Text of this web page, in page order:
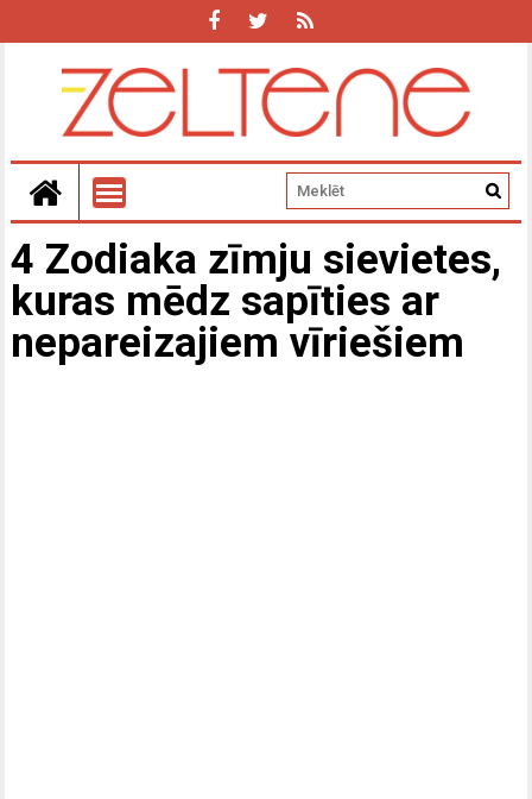
4 Zodiaka zīmju sievietes,
kuras mēdz sapīties ar
nepareizajiem vīriešiem